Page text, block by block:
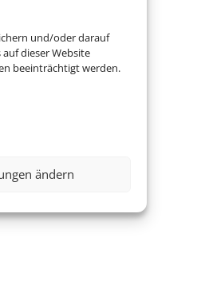
und/oder darauf
dieser Website
beeinträchtigt werden.
ändern